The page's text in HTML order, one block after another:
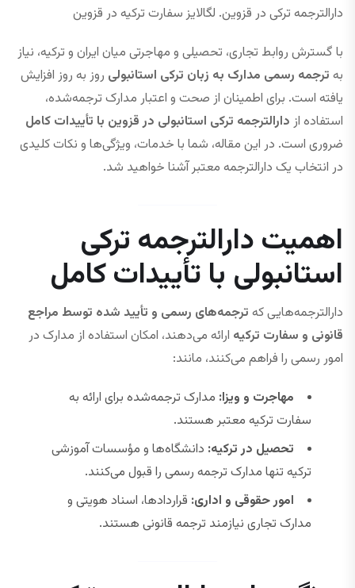
دارالترجمه ترکی در قزوین. لگالایز سفارت ترکیه در قزوین
با گسترش روابط تجاری، تحصیلی و مهاجرتی میان ایران و ترکیه، نیاز
به ترجمه رسمی مدارک به زبان ترکی استانبولی روز به روز افزایش
یافته است. برای اطمینان از صحت و اعتبار مدارک ترجمه‌شده،
استفاده از دارالترجمه ترکی استانبولی در قزوین با تأییدات کامل
ضروری است. در این مقاله، شما با خدمات، ویژگی‌ها و نکات کلیدی
در انتخاب یک دارالترجمه معتبر آشنا خواهید شد.
اهمیت دارالترجمه ترکی
استانبولی با تأییدات کامل
دارالترجمه‌هایی که ترجمه‌های رسمی و تأیید شده توسط مراجع
قانونی و سفارت ترکیه ارائه می‌دهند، امکان استفاده از مدارک در
امور رسمی را فراهم می‌کنند، مانند:
مهاجرت و ویزا: مدارک ترجمه‌شده برای ارائه به
سفارت ترکیه معتبر هستند.
تحصیل در ترکیه: دانشگاه‌ها و مؤسسات آموزشی
ترکیه تنها مدارک ترجمه رسمی را قبول می‌کنند.
امور حقوقی و اداری: قراردادها، اسناد هویتی و
مدارک تجاری نیازمند ترجمه قانونی هستند.